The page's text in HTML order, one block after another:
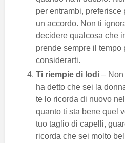
per entrambi,
un accordo. Non ti
decidere qualcosa che
prende sempre il tempo
considerarti.
Ti riempie di lodi – Non
ha detto che sei la
te lo ricorda di nuovo
quanto ti sta bene quel
tuo taglio di capelli,
ricorda che sei molto